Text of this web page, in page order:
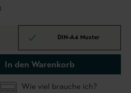
DIN-A4 Muster
In den Warenkorb
Wie viel brauche ich?